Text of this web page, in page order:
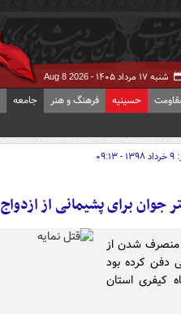
شنبه ۱۷ مرداد ۱۴۰۵ - Aug 8 2026
حسینیه فرهنگ و هنر جامعه
۹ خرداد ۱۳۹۸ - ۰۹:۱۳
جوان برای پشیمانی از ازدواج
منصرف شدن از
دفن کرده بود
کیفری استان